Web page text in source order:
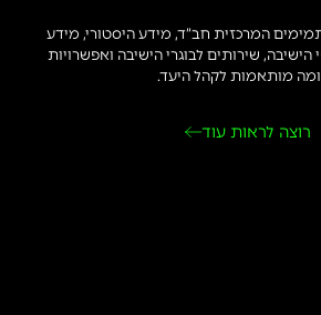
המרכזית חב”ד, מידע היסטורי, מידע
הישיבה, שירותים לבוגרי הישיבה ואפשרויות
מותאמות לקהל היעד.
רוצה לראות עוד